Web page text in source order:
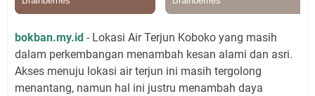
bokban.my.id - Lokasi Air Terjun Koboko yang masih
dalam perkembangan menambah kesan alami dan asri.
Akses menuju lokasi air terjun ini masih tergolong
menantang, namun hal ini justru menambah daya